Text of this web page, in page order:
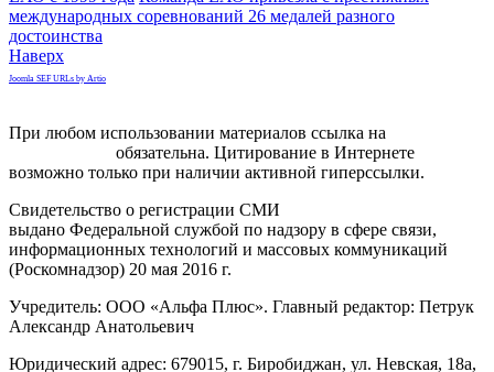
международных соревнований 26 медалей разного
достоинства
Наверх
Joomla SEF URLs by Artio
При любом использовании материалов ссылка на
обязательна. Цитирование в Интернете
возможно только при наличии активной гиперссылки.
Свидетельство о регистрации СМИ
выдано Федеральной службой по надзору в сфере связи,
информационных технологий и массовых коммуникаций
(Роскомнадзор) 20 мая 2016 г.
Учредитель: ООО «Альфа Плюс». Главный редактор: Петрук
Александр Анатольевич
Юридический адрес: 679015, г. Биробиджан, ул. Невская, 18а,